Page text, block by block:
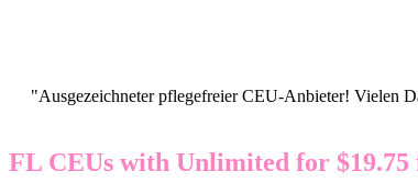
"Ausgezeichneter pflegefreier CEU-Anbieter! Vielen
FL CEUs with Unlimited for